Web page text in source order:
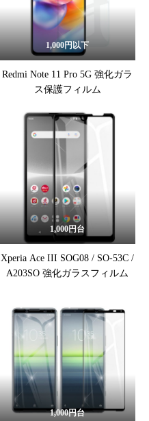
1,000円以下
Redmi Note 11 Pro 5G 強化ガラ
ス保護フィルム
1,000円台
Xperia Ace III SOG08 / SO-53C /
A203SO 強化ガラスフィルム
1,000円台